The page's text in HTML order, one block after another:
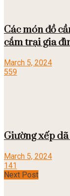
Các món đồ
cắm trại gia
March 5, 2024
559
Giường xếp
March 5, 2024
141
Next Post